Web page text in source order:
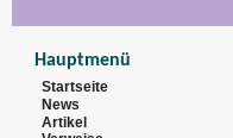
Hauptmenü
Startseite
News
Artikel